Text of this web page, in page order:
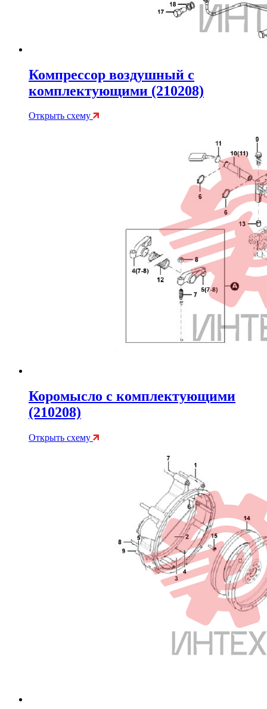
Компрессор воздушный с
комплектующими (210208)
Открыть схему
Коромысло с комплектующими
(210208)
Открыть схему